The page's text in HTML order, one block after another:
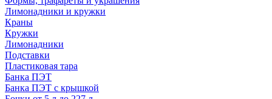
Лимонадники и кружки
Краны
Кружки
Лимонадники
Подставки
Пластиковая тара
Банка ПЭТ
Банка ПЭТ с крышкой